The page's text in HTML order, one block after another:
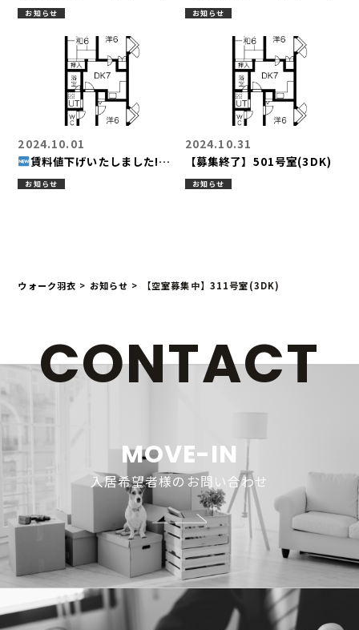
お知らせ お知らせ
賃料値下げいたしました!!
【空室募集中】501号室
(3DK)
2024.10.01
お知らせ
【募集終了】501号室(3DK)
2024.10.31
お知らせ
ウォーク羽衣 > お知らせ > 【空室募集中】311号室(3DK)
CONTACT
MOVE-IN
入居希望者様のお問い合わせ